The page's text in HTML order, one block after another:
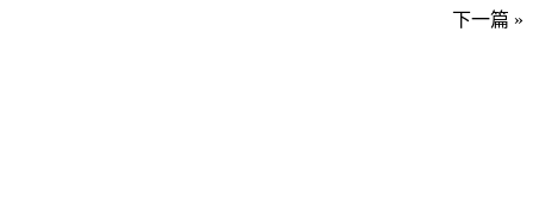
下一篇 »